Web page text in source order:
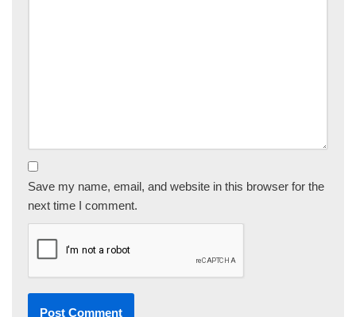
Save my name, email, and website in this browser for the
next time I comment.